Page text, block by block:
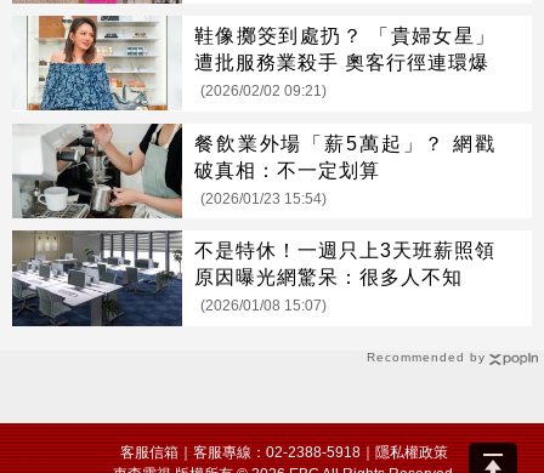
Recommended by
鞋像擲筊到處扔？ 「貴婦女星」
遭批服務業殺手 奧客行徑連環爆
(2026/02/02 09:21)
餐飲業外場「薪5萬起」？ 網戳
破真相：不一定划算
(2026/01/23 15:54)
不是特休！一週只上3天班薪照領
原因曝光網驚呆：很多人不知
(2026/01/08 15:07)
客服信箱｜客服專線：02-2388-5918｜隱私權政策